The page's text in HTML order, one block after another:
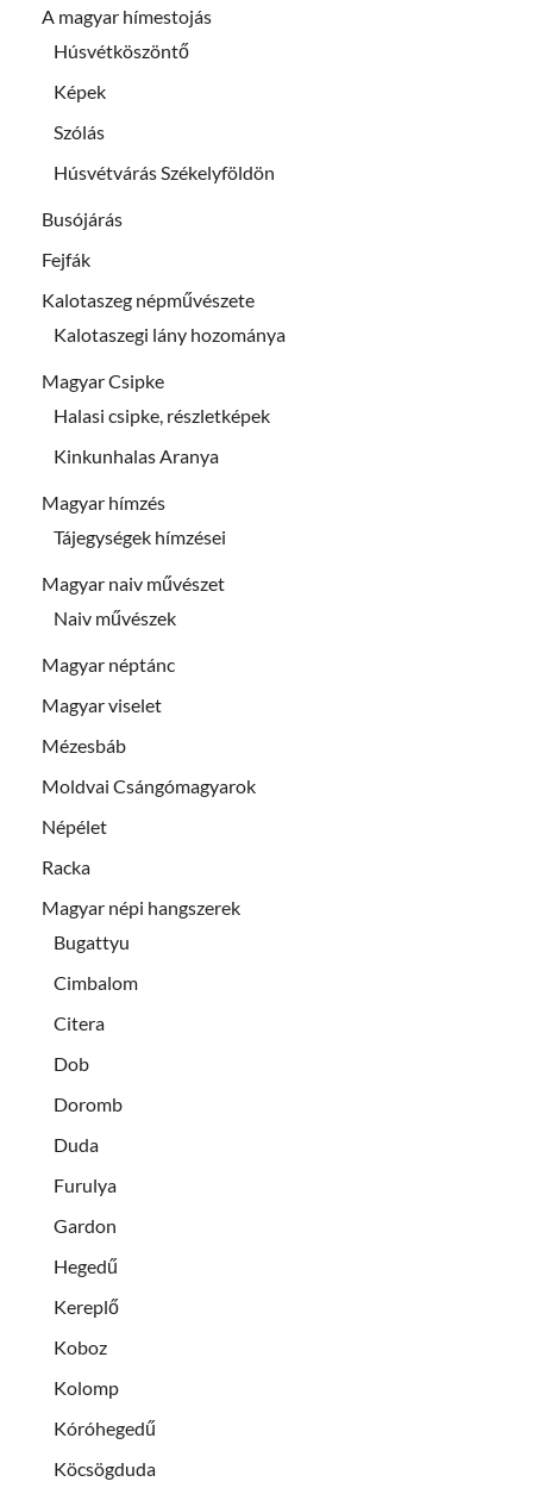
A magyar hímestojás
Húsvétköszöntő
Képek
Szólás
Húsvétvárás Székelyföldön
Busójárás
Fejfák
Kalotaszeg népművészete
Kalotaszegi lány hozománya
Magyar Csipke
Halasi csipke, részletképek
Kinkunhalas Aranya
Magyar hímzés
Tájegységek hímzései
Magyar naiv művészet
Naiv művészek
Magyar néptánc
Magyar viselet
Mézesbáb
Moldvai Csángómagyarok
Népélet
Racka
Magyar népi hangszerek
Bugattyu
Cimbalom
Citera
Dob
Doromb
Duda
Furulya
Gardon
Hegedű
Kereplő
Koboz
Kolomp
Kóróhegedű
Köcsögduda